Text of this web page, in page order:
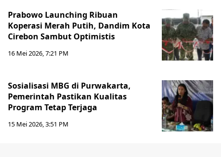
Prabowo Launching Ribuan
Koperasi Merah Putih, Dandim Kota
Cirebon Sambut Optimistis
16 Mei 2026, 7:21 PM
Sosialisasi MBG di Purwakarta,
Pemerintah Pastikan Kualitas
Program Tetap Terjaga
15 Mei 2026, 3:51 PM